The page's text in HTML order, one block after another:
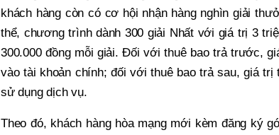
khách hàng còn có cơ hội nhận hàng nghìn giải
thể, chương trình dành 300 giải Nhất với giá trị 3
300.000 đồng mỗi giải. Đối với thuê bao trả trước,
vào tài khoản chính; đối với thuê bao trả sau, giá
sử dụng dịch vụ.
Theo đó, khách hàng hòa mạng mới kèm đăng ký